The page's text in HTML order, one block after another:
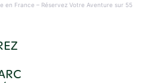
en France – Réservez Votre Aventure sur 55